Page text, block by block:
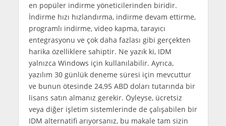
en popüler indirme yöneticilerinden biridir.
İndirme hızı hızlandırma, indirme devam ettirme,
programlı indirme, video kapma, tarayıcı
entegrasyonu ve çok daha fazlası gibi gerçekten
harika özelliklere sahiptir. Ne yazık ki, IDM
yalnızca Windows için kullanılabilir. Ayrıca,
yazılım 30 günlük deneme süresi için mevcuttur
ve bunun ötesinde 24,95 ABD doları tutarında bir
lisans satın almanız gerekir. Öyleyse, ücretsiz
veya diğer işletim sistemlerinde de çalışabilen bir
IDM alternatifi arıyorsanız, bu makale tam sizin